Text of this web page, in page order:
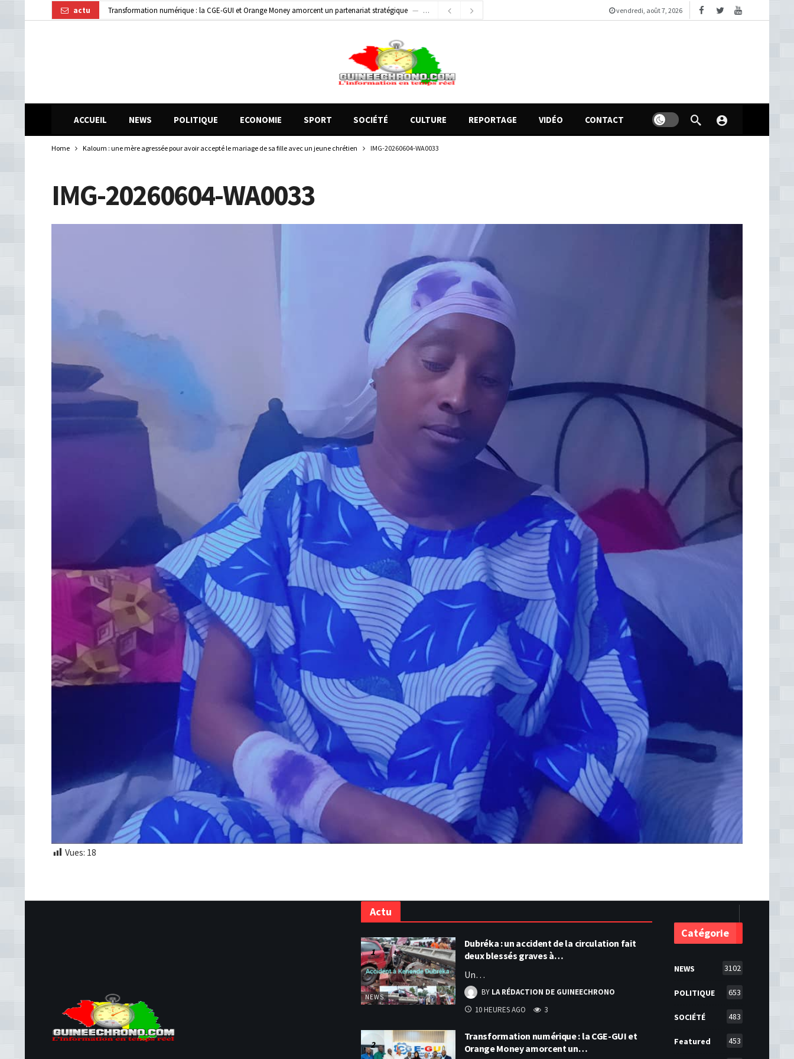
actu Transformation numérique : la CGE-GUI et Orange Money amorcent un partenariat stratégique
10 heures ago
vendredi, août 7, 2026
ACCUEIL NEWS POLITIQUE ECONOMIE SPORT SOCIÉTÉ CULTURE REPORTAGE VIDÉO CONTACT
Home Kaloum : une mère agressée pour avoir accepté le mariage de sa fille avec un jeune chrétien IMG-20260604-WA0033
IMG-20260604-WA0033
Vues: 18
Actu
NEWS
Dubréka : un accident de la circulation fait
deux blessés graves à…
Un…
BY LA RÉDACTION DE GUINEECHRONO
10 HEURES AGO
3
Transformation numérique : la CGE-GUI et
Orange Money amorcent un…
Catégorie
NEWS 3102
POLITIQUE 653
SOCIÉTÉ 483
Featured 453